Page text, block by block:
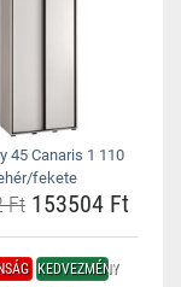
45 Canaris 1 110
fekete
Ft 153504 Ft
KEDVEZMÉNY